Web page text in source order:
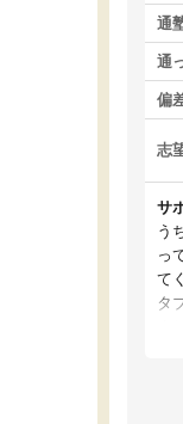
通
通
偏
志
サ
う
っ
て
タ
ま